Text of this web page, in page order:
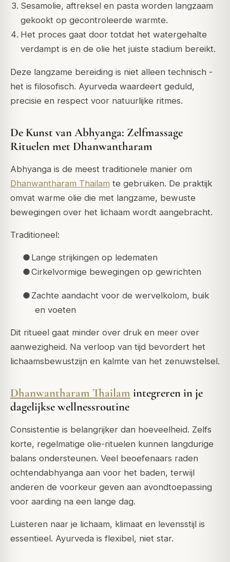
Sesamolie, aftreksel en pasta worden langzaam
gekookt op gecontroleerde warmte.
Het proces gaat door totdat het watergehalte
verdampt is en de olie het juiste stadium bereikt.
Deze langzame bereiding is niet alleen technisch -
het is filosofisch. Ayurveda waardeert geduld,
precisie en respect voor natuurlijke ritmes.
De Kunst van Abhyanga: Zelfmassage
Rituelen met Dhanwantharam
Abhyanga is de meest traditionele manier om
Dhanwantharam Thailam te gebruiken. De praktijk
omvat warme olie die met langzame, bewuste
bewegingen over het lichaam wordt aangebracht.
Traditioneel:
● Lange strijkingen op ledematen
●Cirkelvormige bewegingen op gewrichten
● Zachte aandacht voor de wervelkolom, buik
en voeten
Dit ritueel gaat minder over druk en meer over
aanwezigheid. Na verloop van tijd bevordert het
lichaamsbewustzijn en kalmte van het zenuwstelsel.
Dhanwantharam Thailam integreren in je
dagelijkse wellnessroutine
Consistentie is belangrijker dan hoeveelheid. Zelfs
korte, regelmatige olie-rituelen kunnen langdurige
balans ondersteunen. Veel beoefenaars raden
ochtendabhyanga aan voor het baden, terwijl
anderen de voorkeur geven aan avondtoepassing
voor aarding na een lange dag.
Luisteren naar je lichaam, klimaat en levensstijl is
essentieel. Ayurveda is flexibel, niet star.